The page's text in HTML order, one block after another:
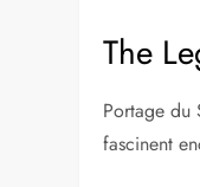
The
Portage du
fascinent